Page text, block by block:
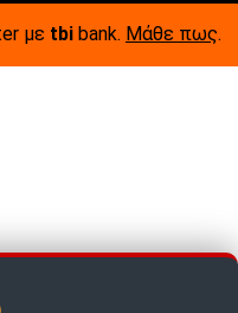
με tbi bank. Μάθε πως.